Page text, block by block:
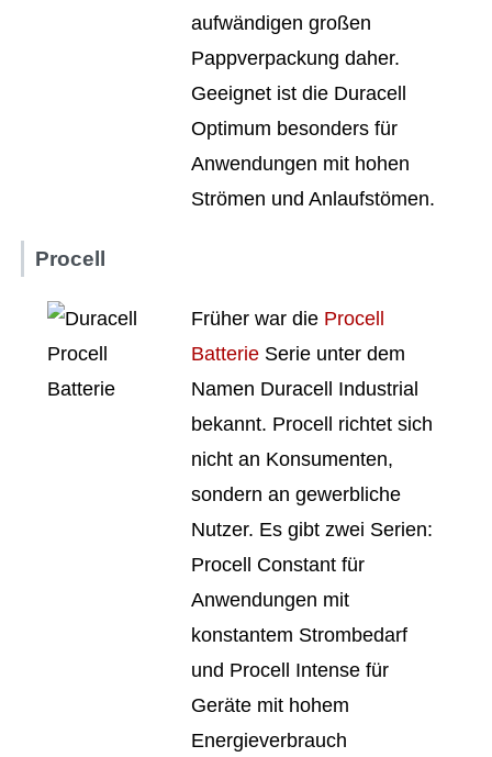
aufwändigen großen
Pappverpackung daher.
Geeignet ist die Duracell
Optimum besonders für
Anwendungen mit hohen
Strömen und Anlaufstömen.
Procell
Früher war die Procell
BatterieSerie unter dem
Namen Duracell Industrial
bekannt. Procell richtet sich
nicht an Konsumenten,
sondern an gewerbliche
Nutzer. Es gibt zwei Serien:
Procell Constant für
Anwendungen mit
konstantem Strombedarf
und Procell Intense für
Geräte mit hohem
Energieverbrauch